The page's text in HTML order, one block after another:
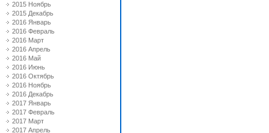
2015 Ноябрь
2015 Декабрь
2016 Январь
2016 Февраль
2016 Март
2016 Апрель
2016 Май
2016 Июнь
2016 Октябрь
2016 Ноябрь
2016 Декабрь
2017 Январь
2017 Февраль
2017 Март
2017 Апрель